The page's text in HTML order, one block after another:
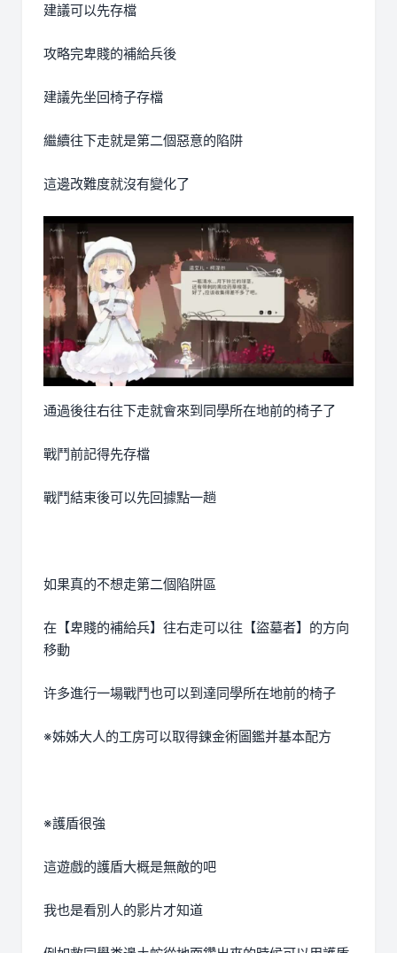
建議可以先存檔
攻略完卑賤的補給兵後
建議先坐回椅子存檔
繼續往下走就是第二個惡意的陷阱
這邊改難度就沒有變化了
通過後往右往下走就會來到同學所在地前的椅子了
戰鬥前記得先存檔
戰鬥結束後可以先回據點一趟
如果真的不想走第二個陷阱區
在【卑賤的補給兵】往右走可以往【盜墓者】的方向
移動
许多進行一場戰鬥也可以到達同學所在地前的椅子
※姊姊大人的工房可以取得鍊金術圖鑑并基本配方
※護盾很強
這遊戲的護盾大概是無敵的吧
我也是看別人的影片才知道